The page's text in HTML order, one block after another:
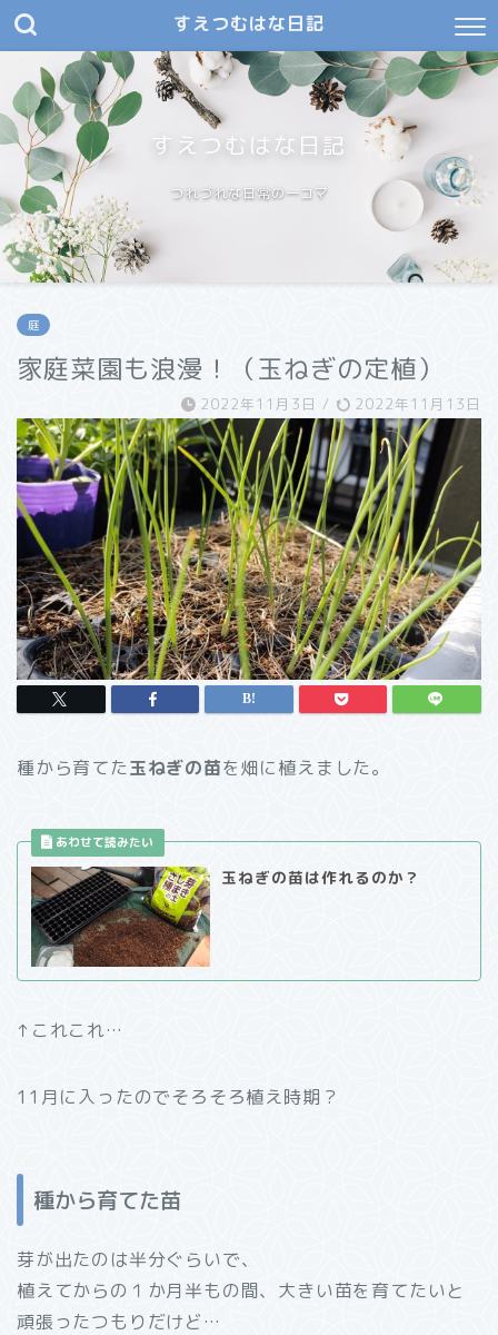
すえつむはな日記
すえつむはな日記
つれづれな日常の一コマ
庭
家庭菜園も浪漫！（玉ねぎの定植）
2022年11月3日 / 2022年11月13日
種から育てた玉ねぎの苗を畑に植えました。
玉ねぎの苗は作れるのか？
↑これこれ…
11月に入ったのでそろそろ植え時期？
種から育てた苗
芽が出たのは半分ぐらいで、
植えてからの１か月半もの間、大きい苗を育てたいと
頑張ったつもりだけど…